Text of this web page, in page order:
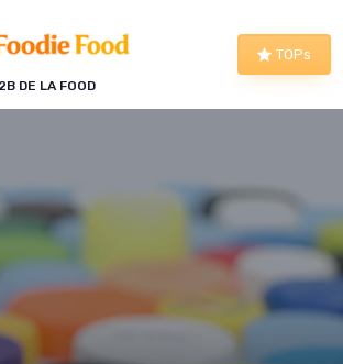
DE LA FOOD
TOPs
des cookies